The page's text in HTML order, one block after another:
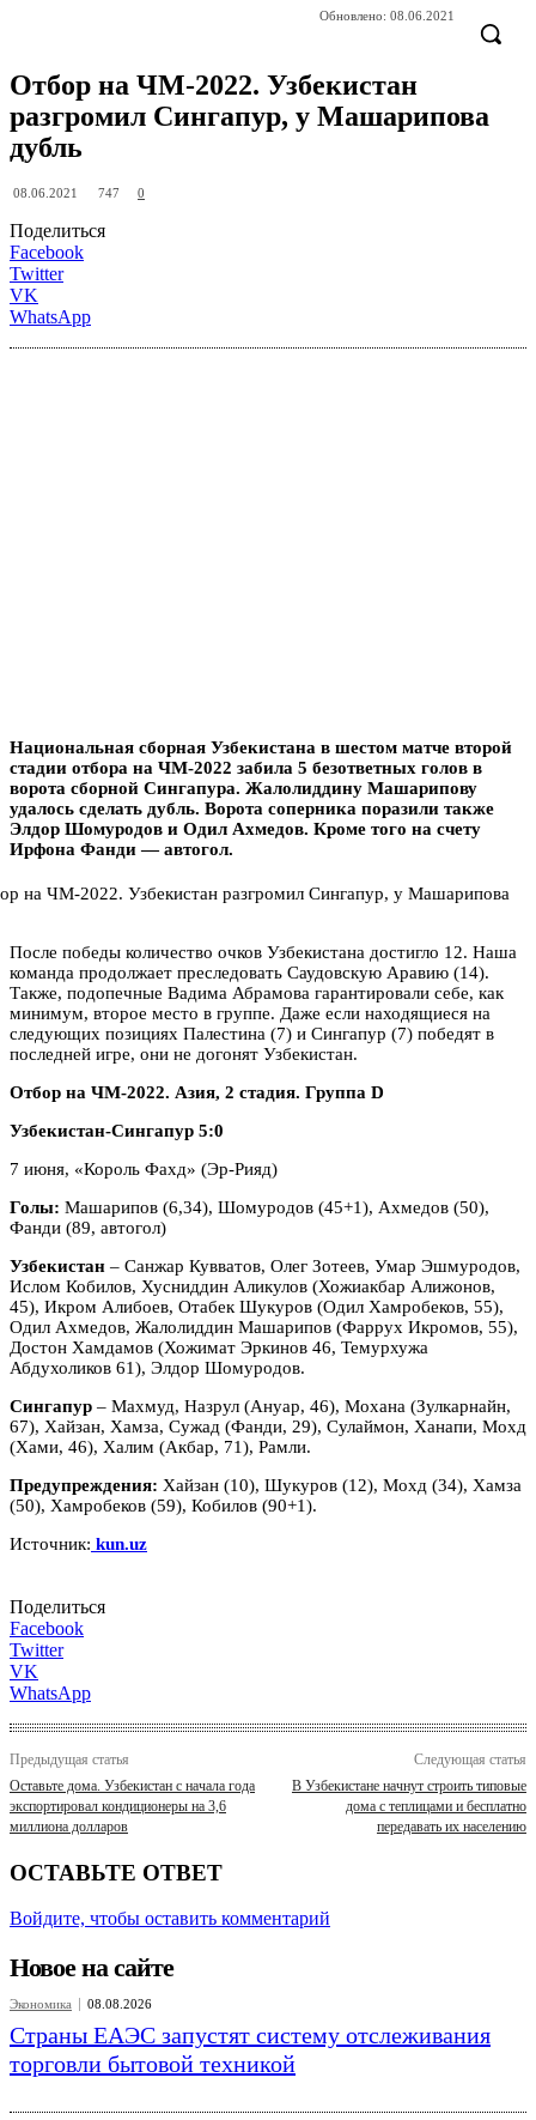
Обновлено: 08.06.2021
Отбор на ЧМ-2022. Узбекистан
разгромил Сингапур, у Машарипова
дубль
08.06.2021 747 0
Поделиться
Facebook
Twitter
VK
WhatsApp
Национальная сборная Узбекистана в шестом матче второй
стадии отбора на ЧМ-2022 забила 5 безответных голов в
ворота сборной Сингапура. Жалолиддину Машарипову
удалось сделать дубль. Ворота соперника поразили также
Элдор Шомуродов и Одил Ахмедов. Кроме того на счету
Ирфона Фанди — автогол.
После победы количество очков Узбекистана достигло 12. Наша
команда продолжает преследовать Саудовскую Аравию (14).
Также, подопечные Вадима Абрамова гарантировали себе, как
минимум, второе место в группе. Даже если находящиеся на
следующих позициях Палестина (7) и Сингапур (7) победят в
последней игре, они не догонят Узбекистан.
Отбор на ЧМ-2022. Азия, 2 стадия. Группа D
Узбекистан-Сингапур 5:0
7 июня, «Король Фахд» (Эр-Рияд)
Голы: Машарипов (6,34), Шомуродов (45+1), Ахмедов (50),
Фанди (89, автогол)
Узбекистан – Санжар Кувватов, Олег Зотеев, Умар Эшмуродов,
Ислом Кобилов, Хусниддин Аликулов (Хожиакбар Алижонов,
45), Икром Алибоев, Отабек Шукуров (Одил Хамробеков, 55),
Одил Ахмедов, Жалолиддин Машарипов (Фаррух Икромов, 55),
Достон Хамдамов (Хожимат Эркинов 46, Темурхужа
Абдухоликов 61), Элдор Шомуродов.
Сингапур – Махмуд, Назрул (Ануар, 46), Мохана (Зулкарнайн,
67), Хайзан, Хамза, Сужад (Фанди, 29), Сулаймон, Ханапи, Мохд
(Хами, 46), Халим (Акбар, 71), Рамли.
Предупреждения: Хайзан (10), Шукуров (12), Мохд (34), Хамза
(50), Хамробеков (59), Кобилов (90+1).
Источник: kun.uz
Поделиться
Facebook
Twitter
VK
WhatsApp
Предыдущая статья
Оставьте дома. Узбекистан с начала года
экспортировал кондиционеры на 3,6
миллиона долларов
Следующая статья
В Узбекистане начнут строить типовые
дома с теплицами и бесплатно
передавать их населению
ОСТАВЬТЕ ОТВЕТ
Войдите, чтобы оставить комментарий
Новое на сайте
Экономика 08.08.2026
Страны ЕАЭС запустят систему отслеживания
торговли бытовой техникой